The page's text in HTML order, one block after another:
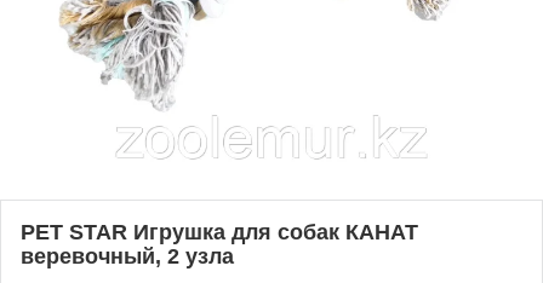
PET STAR Игрушка для собак КАНАТ
веревочный, 2 узла